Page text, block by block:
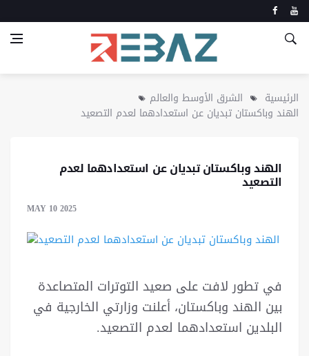
الرئيسية
الشرق الأوسط والعالم
الهند وباكستان تبديان عن استعدادهما لعدم التصعيد
الهند وباكستان تبديان عن استعدادهما لعدم
التصعيد
MAY 10 2025
في تطور لافت على صعيد التوترات المتصاعدة
بين الهند وباكستان، أعلنت وزارتي الخارجية في
البلدين استعدادهما لعدم التصعيد.